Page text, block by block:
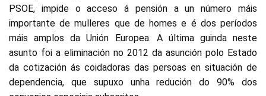
PSOE, impide o acceso á pensión a un número máis
importante de mulleres que de homes e é dos períodos
máis amplos da Unión Europea. A última guinda neste
asunto foi a eliminación no 2012 da asunción polo Estado
da cotización ás coidadoras das persoas en situación de
dependencia, que supuxo unha redución do 90% dos